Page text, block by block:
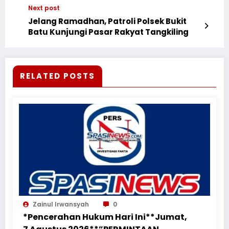
Next post
Jelang Ramadhan, Patroli Polsek Bukit
Batu Kunjungi Pasar Rakyat Tangkiling
RELATED POSTS
Zainul Irwansyah 0
*Pencerahan Hukum Hari Ini**Jumat,